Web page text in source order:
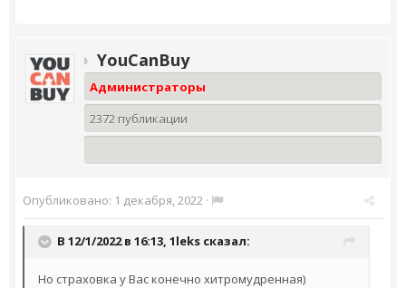
YouCanBuy
Администраторы
2372 публикации
Опубликовано: 1 декабря, 2022 ·
В 12/1/2022 в 16:13, 1leks сказал:
Но страховка у Вас конечно хитромудренная)